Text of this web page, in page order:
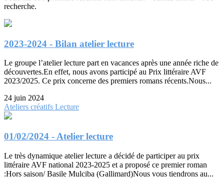
recherche.
2023-2024 - Bilan atelier lecture
Le groupe l’atelier lecture part en vacances après une année riche de
découvertes.En effet, nous avons participé au Prix littéraire AVF
2023/2025. Ce prix concerne des premiers romans récents.Nous...
24 juin 2024
Ateliers créatifs Lecture
01/02/2024 - Atelier lecture
Le très dynamique atelier lecture a décidé de participer au prix
littéraire AVF national 2023-2025 et a proposé ce premier roman
:Hors saison/ Basile Mulciba (Gallimard)Nous vous tiendrons au...